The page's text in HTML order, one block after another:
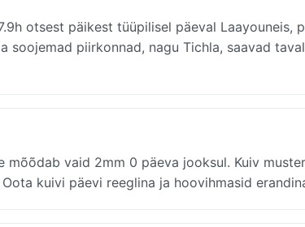
otsest päikest tüüpilisel päeval Laayouneis,
piirkonnad, nagu Tichla, saavad
mõõdab vaid 2mm 0 päeva jooksul. Kuiv
kuivi päevi reeglina ja hoovihmasid